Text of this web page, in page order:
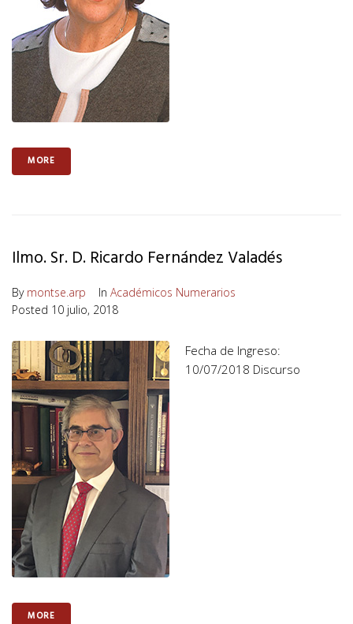
MORE
Ilmo. Sr. D. Ricardo Fernández Valadés
By montse.arp In Académicos Numerarios
Posted 10 julio, 2018
Fecha de Ingreso:
10/07/2018 Discurso
MORE